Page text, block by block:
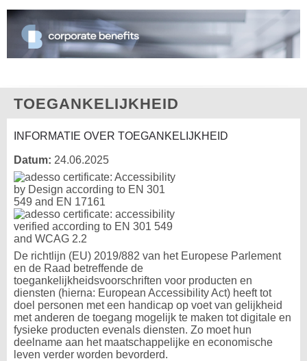
TOEGANKELIJKHEID
INFORMATIE OVER TOEGANKELIJKHEID
Datum: 24.06.2025
De richtlijn (EU) 2019/882 van het Europese Parlement
en de Raad betreffende de
toegankelijkheidsvoorschriften voor producten en
diensten (hierna: European Accessibility Act) heeft tot
doel personen met een handicap op voet van gelijkheid
met anderen de toegang mogelijk te maken tot digitale en
fysieke producten evenals diensten. Zo moet hun
deelname aan het maatschappelijke en economische
leven verder worden bevorderd.